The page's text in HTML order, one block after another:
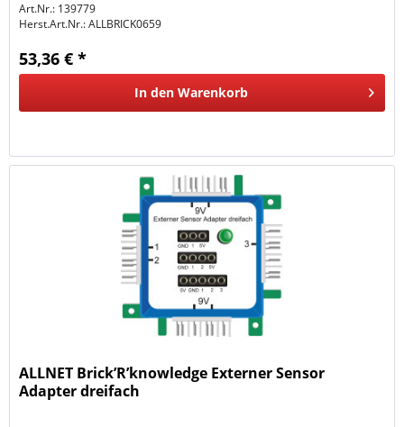
Art.Nr.: 139779
Herst.Art.Nr.:ALLBRICK0659
53,36 € *
In den Warenkorb
ALLNET Brick’R’knowledge Externer Sensor
Adapter dreifach